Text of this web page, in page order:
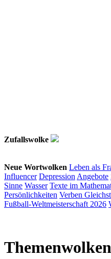
Zufallswolke
Neue Wortwolken Leben als
Influencer Depression Angebote
Sinne Wasser Texte im
Persönlichkeiten Verben
Fußball-Weltmeisterschaft 2026
Themenwolken